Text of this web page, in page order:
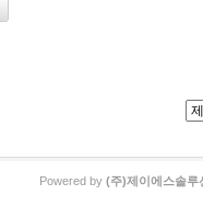
Powered by (주)제이에스솔루